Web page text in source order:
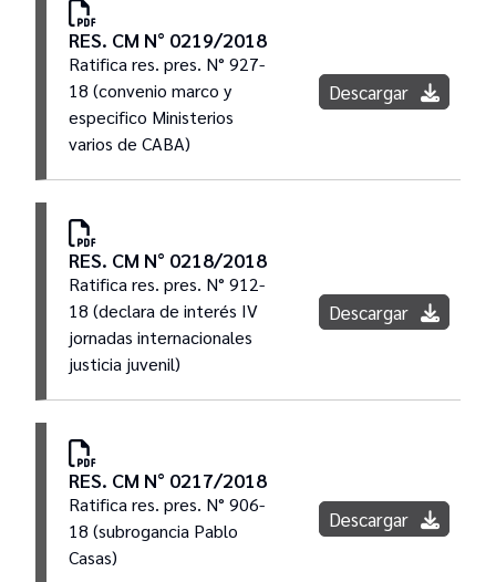
RES. CM N° 0219/2018
Ratifica res. pres. N° 927-
18 (convenio marco y
especifico Ministerios
varios de CABA)
Descargar
RES. CM N° 0218/2018
Ratifica res. pres. N° 912-
18 (declara de interés IV
jornadas internacionales
justicia juvenil)
Descargar
RES. CM N° 0217/2018
Ratifica res. pres. N° 906-
18 (subrogancia Pablo
Casas)
Descargar